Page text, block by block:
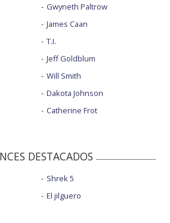
Gwyneth Paltrow
James Caan
T.I.
Jeff Goldblum
Will Smith
Dakota Johnson
Catherine Frot
DESTACADOS
Shrek 5
El jilguero